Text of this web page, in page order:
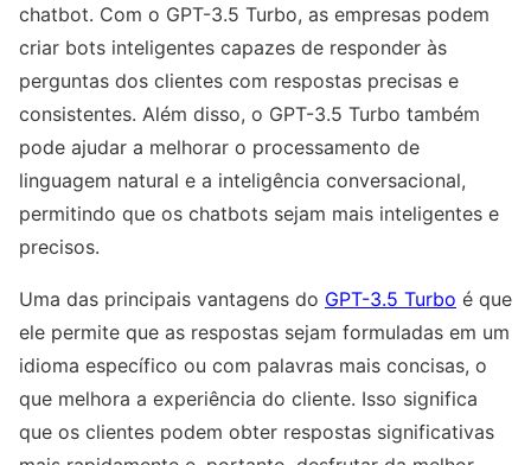
chatbot. Com o GPT-3.5 Turbo, as empresas podem
criar bots inteligentes capazes de responder às
perguntas dos clientes com respostas precisas e
consistentes. Além disso, o GPT-3.5 Turbo também
pode ajudar a melhorar o processamento de
linguagem natural e a inteligência conversacional,
permitindo que os chatbots sejam mais inteligentes e
precisos.
Uma das principais vantagens do GPT-3.5 Turbo é que
ele permite que as respostas sejam formuladas em um
idioma específico ou com palavras mais concisas, o
que melhora a experiência do cliente. Isso significa
que os clientes podem obter respostas significativas